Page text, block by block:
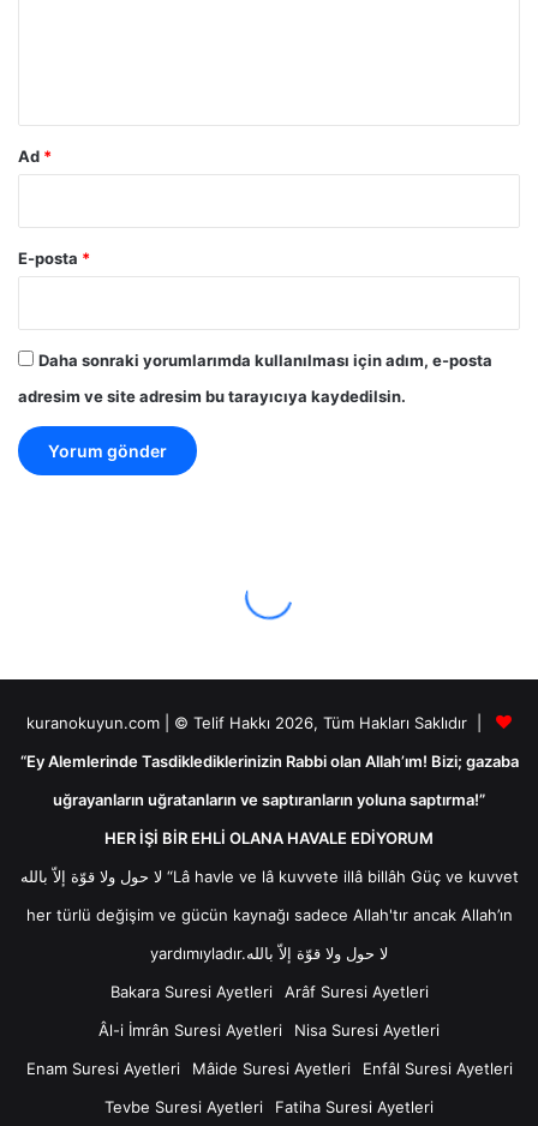
Ad *
E-posta *
Daha sonraki yorumlarımda kullanılması için adım, e-posta
adresim ve site adresim bu tarayıcıya kaydedilsin.
kuranokuyun.com | © Telif Hakkı 2026, Tüm Hakları Saklıdır |
“Ey Alemlerinde Tasdiklediklerinizin Rabbi olan Allah’ım! Bizi; gazaba
uğrayanların uğratanların ve saptıranların yoluna saptırma!”
HER İŞİ BİR EHLİ OLANA HAVALE EDİYORUM
لا حول ولا قوّة إلاّ بالله “Lâ havle ve lâ kuvvete illâ billâh Güç ve kuvvet
her türlü değişim ve gücün kaynağı sadece Allah'tır ancak Allah’ın
yardımıyladır.لا حول ولا قوّة إلاّ بالله
Bakara Suresi Ayetleri
Arâf Suresi Ayetleri
Âl-i İmrân Suresi Ayetleri
Nisa Suresi Ayetleri
Enam Suresi Ayetleri
Mâide Suresi Ayetleri
Enfâl Suresi Ayetleri
Tevbe Suresi Ayetleri
Fatiha Suresi Ayetleri